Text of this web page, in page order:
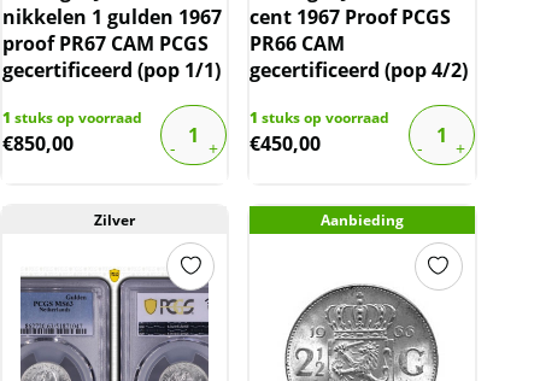
nikkelen 1 gulden 1967
proof PR67 CAM PCGS
gecertificeerd (pop 1/1)
1 stuks op voorraad
€850,00
cent 1967 Proof PCGS
PR66 CAM
gecertificeerd (pop 4/2)
1 stuks op voorraad
€450,00
Zilver Aanbieding